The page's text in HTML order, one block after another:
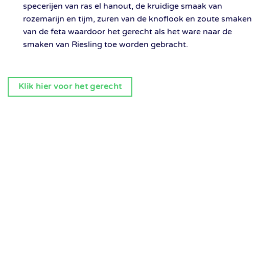
specerijen van ras el hanout, de kruidige smaak van
rozemarijn en tijm, zuren van de knoflook en zoute smaken
van de feta waardoor het gerecht als het ware naar de
smaken van Riesling toe worden gebracht.
Klik hier voor het gerecht